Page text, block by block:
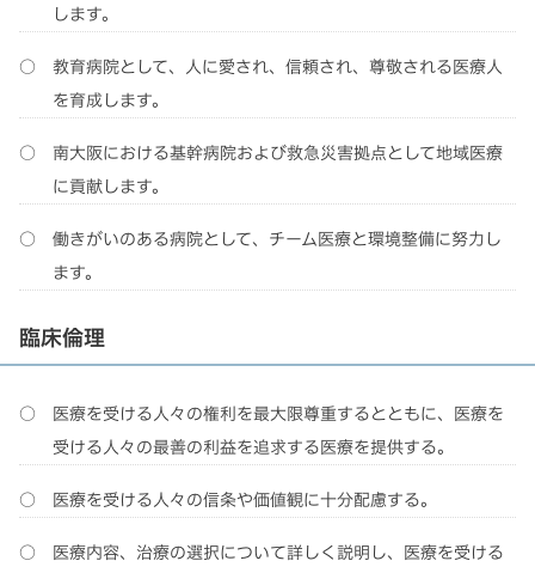
します。
教育病院として、人に愛され、信頼され、尊敬される医療人
を育成します。
南大阪における基幹病院および救急災害拠点として地域医療
に貢献します。
働きがいのある病院として、チーム医療と環境整備に努力し
ます。
臨床倫理
医療を受ける人々の権利を最大限尊重するとともに、医療を
受ける人々の最善の利益を追求する医療を提供する。
医療を受ける人々の信条や価値観に十分配慮する。
医療内容、治療の選択について詳しく説明し、医療を受ける